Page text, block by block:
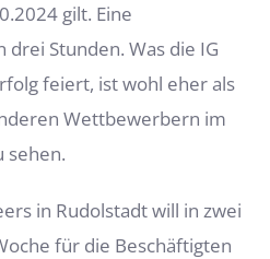
gilt. Eine
Stunden. Was die IG
feiert, ist wohl eher als
Wettbewerbern im
sehen.
in Rudolstadt will in zwei
für die Beschäftigten